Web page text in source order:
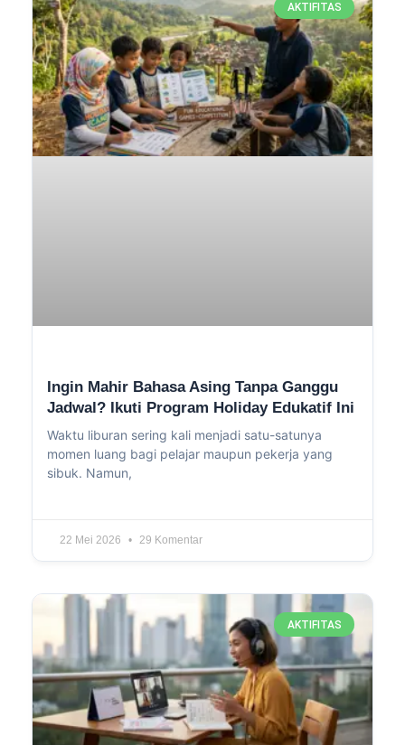
AKTIFITAS
Ingin Mahir Bahasa Asing Tanpa Ganggu
Jadwal? Ikuti Program Holiday Edukatif Ini
Waktu liburan sering kali menjadi satu-satunya
momen luang bagi pelajar maupun pekerja yang
sibuk. Namun,
22 Mei 2026 29 Komentar
AKTIFITAS